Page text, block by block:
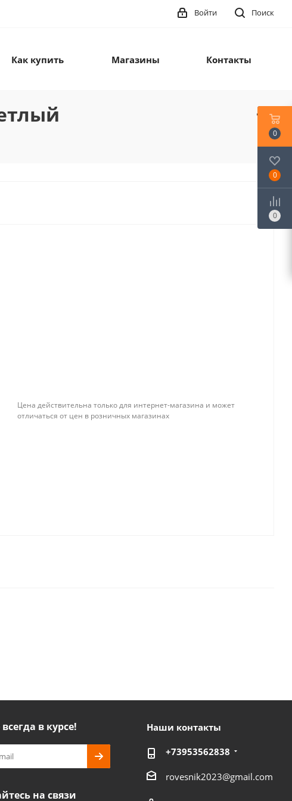
Поиск
Войти
Как купить Магазины Контакты
Цена действительна только для интернет-магазина и может
отличаться от цен в розничных магазинах
в курсе!
на связи
Наши контакты
+73953562838
rovesnik2023@gmail.com
0
0
0